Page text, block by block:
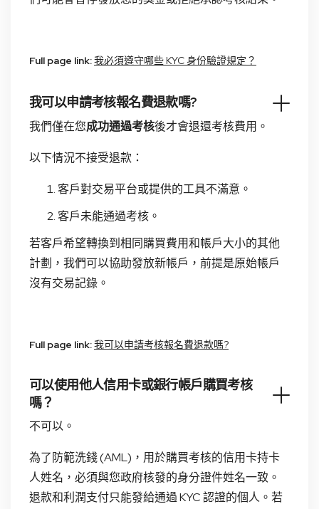
Full page link:我必須遵守哪些 KYC 身份驗證規定？
我可以申請考核報名費退款嗎?
我們僅在您成功通過考核後才會退還考核費用。
以下情況不接受退款：
客戶對交易平台或提供的工具不滿意。
客戶未能通過考核。
若客戶希望轉換到相同購買費用和帳戶大小的其他
計劃，我們可以協助發放新帳戶，前提是原始帳戶
沒有交易記錄。
Full page link:我可以申請考核報名費退款嗎?
可以使用他人信用卡或銀行帳戶購買考核
嗎？
不可以。
為了防範洗錢 (AML)，用於購買考核的信用卡持卡
人姓名，必須與您政府核發的身分證件姓名一致。
退款和利潤支付只能發給通過 KYC 認證的個人。若